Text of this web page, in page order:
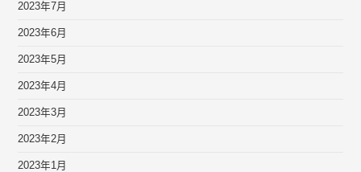
2023年7月
2023年6月
2023年5月
2023年4月
2023年3月
2023年2月
2023年1月